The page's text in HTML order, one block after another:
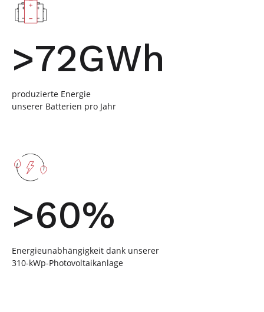
>72GWh
produzierte Energie
unserer Batterien pro Jahr
>60%
Energieunabhängigkeit dank unserer
310-kWp-Photovoltaikanlage